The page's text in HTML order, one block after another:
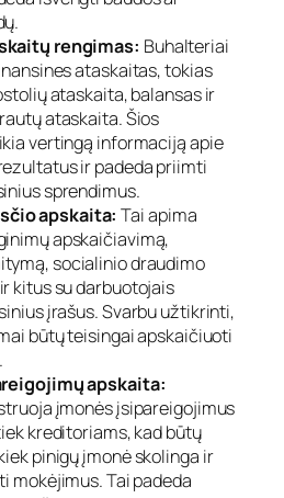
rengimas: Buhalteriai
ataskaitas, tokias
ataskaita, balansas ir
ataskaita. Šios
vertingą informaciją apie
ir padeda priimti
sprendimus.
apskaita: Tai apima
apskaičiavimą,
socialinio draudimo
kitus su darbuotojais
įrašus. Svarbu užtikrinti,
būtų teisingai apskaičiuoti
apskaita:
įmonės įsipareigojimus
kreditoriams, kad būtų
pinigų įmonė skolinga ir
mokėjimus. Tai padeda